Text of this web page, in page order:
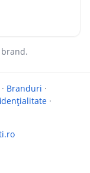
· Branduri ·
·